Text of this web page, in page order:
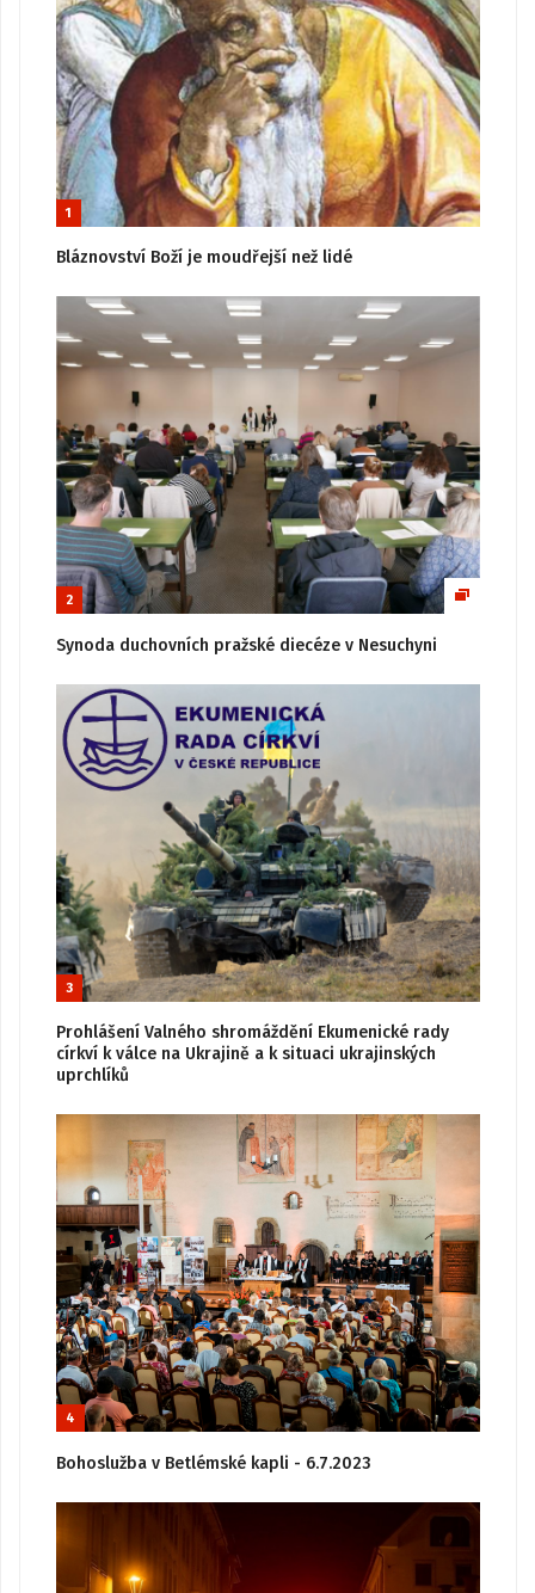
1
Bláznovství Boží je moudřejší než lidé
2
Synoda duchovních pražské diecéze v Nesuchyni
3
Prohlášení Valného shromáždění Ekumenické rady
církví k válce na Ukrajině a k situaci ukrajinských
uprchlíků
4
Bohoslužba v Betlémské kapli - 6.7.2023